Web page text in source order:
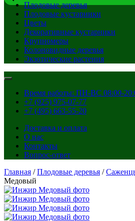
Плодовые деревья
Плодовые кустарники
Цветы
Декоративные кустарники
Крупномеры
Колоновидные деревья
Экзотические растения
Время работы: ПН-ВС 08:00-
+7 (925) 975-07-77
+7 (495) 663-55-20
Доставка и оплата
О нас
Контакты
Вопрос-ответ
Главная /Плодовые деревья /
Медовый